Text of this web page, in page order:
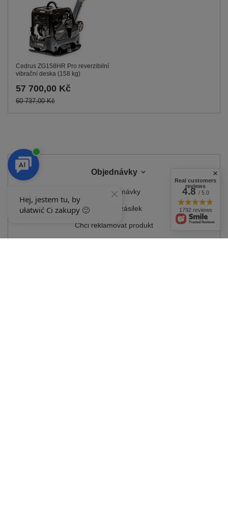
Cedrus ZG158HR Pro reverzibilní
vibrační deska (158 kg)
57 700,00 Kč
60 737,00 Kč
Objednávky
Stav objednávky
Sledování zásilek
Chci reklamovat produkt
Real customers
reviews
4.8/ 5.0
1792 reviews